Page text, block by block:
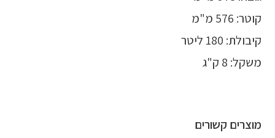
קוטר: 576 מ"מ
קיבולת: 180 ליטר
משקל: 8 ק"ג
מוצרים קשורים